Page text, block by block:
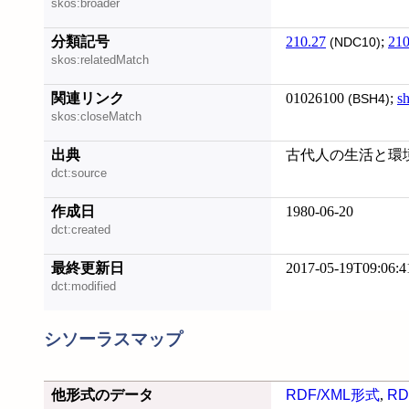
skos:broader
分類記号
skos:relatedMatch
210.27 (NDC10);
関連リンク
skos:closeMatch
01026100 (BSH4);
出典
dct:source
古代人の生活と環
作成日
dct:created
1980-06-20
最終更新日
dct:modified
2017-05-
シソーラスマップ
他形式のデータ RDF/XML形式,